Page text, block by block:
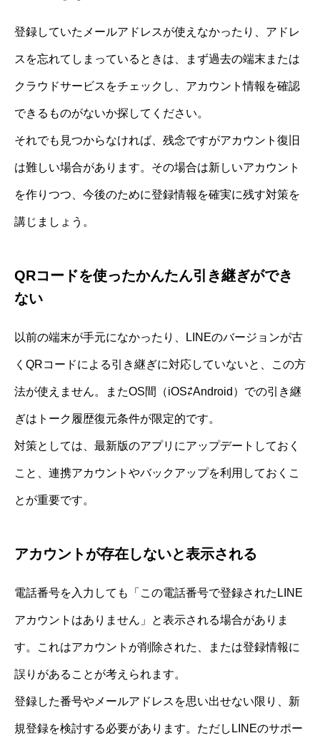
登録していたメールアドレスが使えなかったり、アドレ
スを忘れてしまっているときは、まず過去の端末または
クラウドサービスをチェックし、アカウント情報を確認
できるものがないか探してください。
それでも見つからなければ、残念ですがアカウント復旧
は難しい場合があります。その場合は新しいアカウント
を作りつつ、今後のために登録情報を確実に残す対策を
講じましょう。
QRコードを使ったかんたん引き継ぎができ
ない
以前の端末が手元になかったり、LINEのバージョンが古
くQRコードによる引き継ぎに対応していないと、この方
法が使えません。またOS間（iOS⇄Android）での引き継
ぎはトーク履歴復元条件が限定的です。
対策としては、最新版のアプリにアップデートしておく
こと、連携アカウントやバックアップを利用しておくこ
とが重要です。
アカウントが存在しないと表示される
電話番号を入力しても「この電話番号で登録されたLINE
アカウントはありません」と表示される場合がありま
す。これはアカウントが削除された、または登録情報に
誤りがあることが考えられます。
登録した番号やメールアドレスを思い出せない限り、新
規登録を検討する必要があります。ただしLINEのサポー